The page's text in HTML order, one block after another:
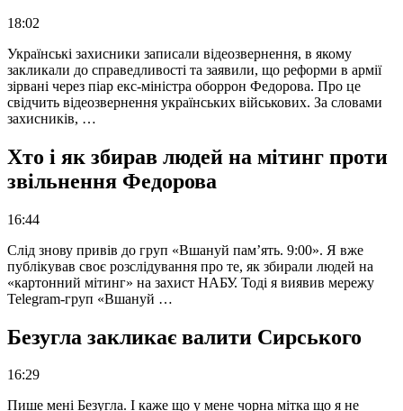
18:02
Українські захисники записали відеозвернення, в якому
закликали до справедливості та заявили, що реформи в армії
зірвані через піар екс-міністра оборрон Федорова. Про це
свідчить відеозвернення українських військових. За словами
захисників, …
Хто і як збирав людей на мітинг проти
звільнення Федорова
16:44
Слід знову привів до груп «Вшануй пам’ять. 9:00». Я вже
публікував своє розслідування про те, як збирали людей на
«картонний мітинг» на захист НАБУ. Тоді я виявив мережу
Telegram-груп «Вшануй …
Безугла закликає валити Сирського
16:29
Пише мені Безугла. І каже що у мене чорна мітка що я не